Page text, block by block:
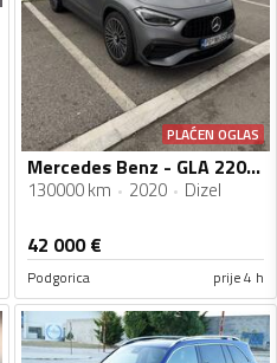
PLAĆEN OGLAS
Mercedes Benz - GLA 220 - AMG 4 MATIC LIMITED EDITION
130000 km 2020 Dizel
42 000€
Podgorica prije 4 h